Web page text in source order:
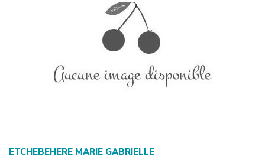
ETCHEBEHERE MARIE GABRIELLE